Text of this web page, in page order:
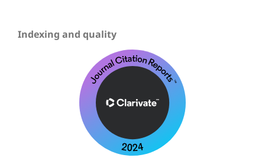
Indexing and quality